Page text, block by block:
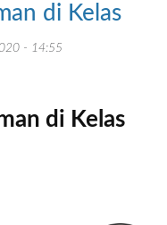
di Kelas
- 14:55
di Kelas